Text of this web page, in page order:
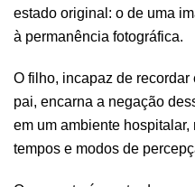
estado original: o de uma
à permanência fotográfica.
O filho, incapaz de
pai, encarna a negação
em um ambiente
tempos e modos de